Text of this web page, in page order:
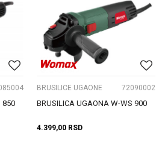
850
BRUSILICE UGAONE 72090002
BRUSILICA UGAONA W-WS 900
4.399,00 RSD